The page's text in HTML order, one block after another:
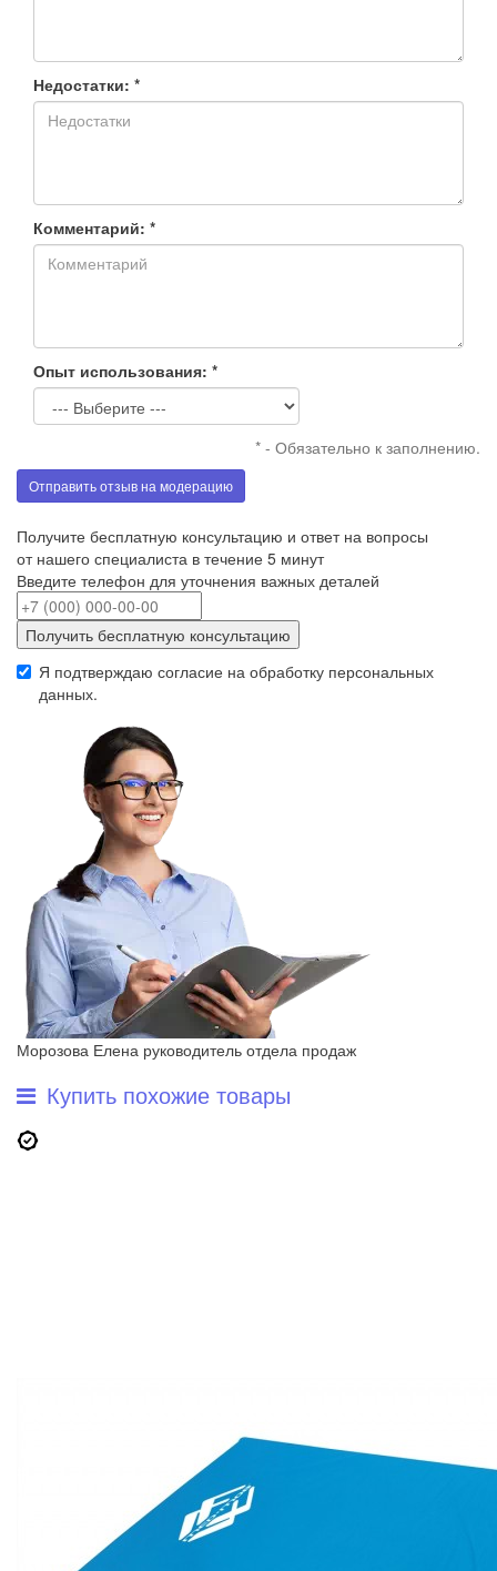
Недостатки: *
Комментарий: *
Опыт использования: *
* - Обязательно к заполнению.
Отправить отзыв на модерацию
Получите бесплатную консультацию и ответ на вопросы
от нашего специалиста в течение 5 минут
Введите телефон для уточнения важных деталей
Получить бесплатную консультацию
Я подтверждаю согласие на обработку персональных
данных.
Морозова Елена руководитель отдела продаж
Купить похожие товары